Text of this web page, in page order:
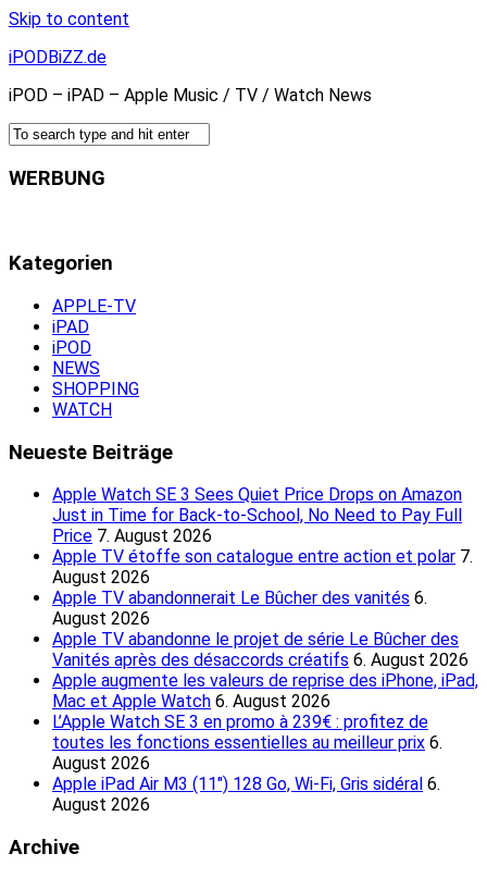
Skip to content
iPODBiZZ.de
iPOD – iPAD – Apple Music / TV / Watch News
WERBUNG
Kategorien
APPLE-TV
iPAD
iPOD
NEWS
SHOPPING
WATCH
Neueste Beiträge
Apple Watch SE 3 Sees Quiet Price Drops on Amazon
Just in Time for Back-to-School, No Need to Pay Full
Price 7. August 2026
Apple TV étoffe son catalogue entre action et polar 7.
August 2026
Apple TV abandonnerait Le Bûcher des vanités 6.
August 2026
Apple TV abandonne le projet de série Le Bûcher des
Vanités après des désaccords créatifs 6. August 2026
Apple augmente les valeurs de reprise des iPhone, iPad,
Mac et Apple Watch 6. August 2026
L’Apple Watch SE 3 en promo à 239€ : profitez de
toutes les fonctions essentielles au meilleur prix 6.
August 2026
Apple iPad Air M3 (11″) 128 Go, Wi-Fi, Gris sidéral 6.
August 2026
Archive